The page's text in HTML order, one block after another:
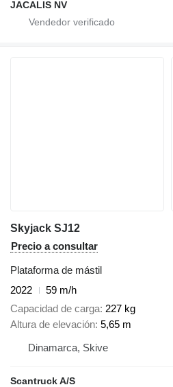
JACALIS NV
Skyjack SJ12
Precio a consultar
Plataforma de mástil
2022
59 m/h
Capacidad de carga 227 kg
Altura de elevación 5,65 m
Dinamarca, Skive
Scantruck A/S